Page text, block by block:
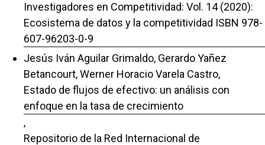
Investigadores en Competitividad: Vol. 14 (2020):
Ecosistema de datos y la competitividad ISBN 978-
607-96203-0-9
Jesús Iván Aguilar Grimaldo, Gerardo Yañez
Betancourt, Werner Horacio Varela Castro,
Estado de flujos de efectivo: un análisis con
enfoque en la tasa de crecimiento
,
Repositorio de la Red Internacional de